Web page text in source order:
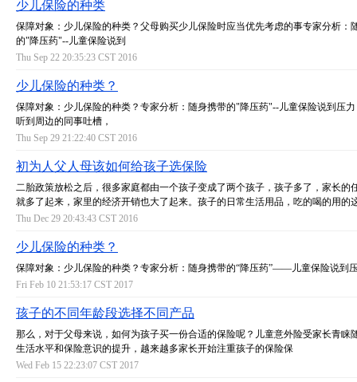
少儿保险的种类
保障对象：少儿保险的种类？父母购买少儿保险时应当优先考虑的事专家分析：
的"降压药"--儿童保险说到
Thu Sep 22 20:35:23 CST 2016
少儿保险的种类？
保障对象：少儿保险的种类？专家分析：随身携带的"降压药"--儿童保险说到压
听到周边的同事吐槽，
Thu Sep 29 21:22:40 CST 2016
初为人父人母该如何给孩子选保险
二胎政策放松之后，很多家庭都由一个孩子变成了两个孩子，孩子多了，家长的
就多了起来，家里的经济开销也大了起来。孩子的日常生活用品，吃的喝的用的
Thu Dec 29 20:43:43 CST 2016
少儿保险的种类？
保障对象：少儿保险的种类？专家分析：随身携带的“降压药”——儿童保险说到
Fri Feb 10 21:53:17 CST 2017
孩子的不同年龄段选择不同产品
那么，对于父母来说，如何为孩子买一份合适的保险呢？儿童意外险受家长青睐
生活水平和保险意识的提升，越来越多家长开始注重孩子的保险保
Wed Feb 15 22:23:07 CST 2017